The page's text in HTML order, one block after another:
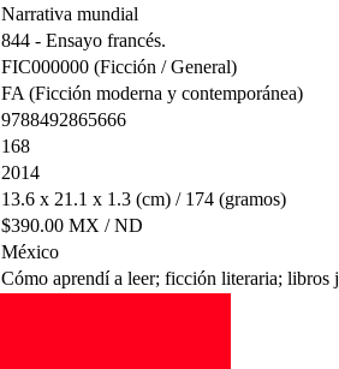
Narrativa mundial
844 - Ensayo francés.
FIC000000 (Ficción / General)
FA (Ficción moderna y contemporánea)
9788492865666
168
2014
13.6 x 21.1 x 1.3 (cm) / 174 (gramos)
$390.00 MX / ND
México
Cómo aprendí a leer; ficción literaria; libros